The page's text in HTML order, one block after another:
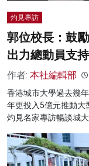
灼見專訪
郭位校長：鼓
出力總動員支持
作者: 本社編輯部
香港城市大學過去幾
年更投入5億元推動大
灼見名家專訪暢談城